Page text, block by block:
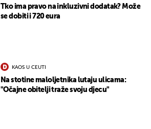
Tko ima pravo na inkluzivni dodatak? Može
se dobiti i 720 eura
KAOS U CEUTI
Na stotine maloljetnika lutaju ulicama:
"Očajne obitelji traže svoju djecu"